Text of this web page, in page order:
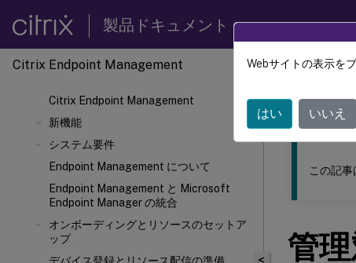
製品ドキュメント
Citrix Endpoint Management
Citrix Endpoint Management
新機能
システム要件
Endpoint Management について
Endpoint Management と Microsoft
Endpoint Manager の統合
オンボーディングとリソースのセットア
ップ
このコンテン
Citrix
この記
管
Webサイトの表示を
はい いいえ